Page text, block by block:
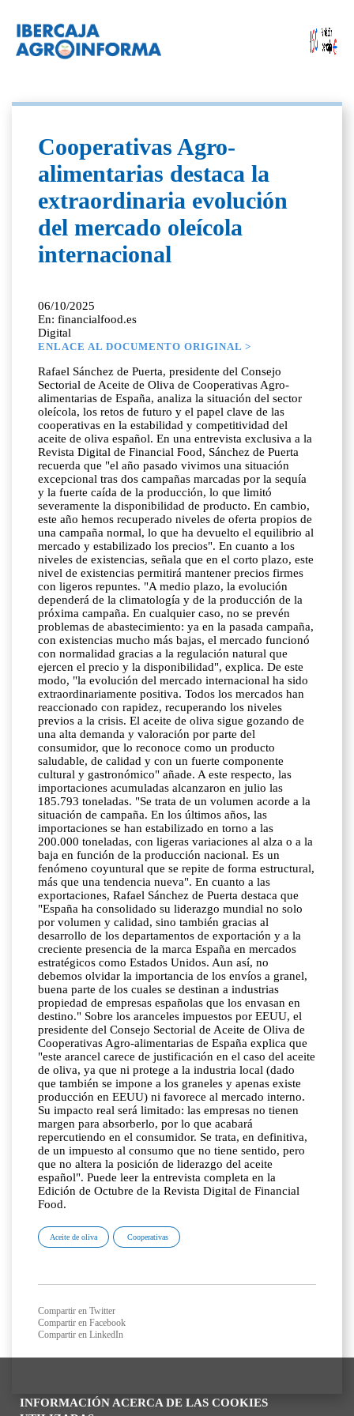
INFORMACIÓN ACERCA DE LAS COOKIES
Cooperativas Agro-
alimentarias destaca la
extraordinaria evolución
del mercado oleícola
internacional
06/10/2025
En: financialfood.es
Digital
ENLACE AL DOCUMENTO ORIGINAL >
Rafael Sánchez de Puerta, presidente del Consejo
Sectorial de Aceite de Oliva de Cooperativas Agro-
alimentarias de España, analiza la situación del sector
oleícola, los retos de futuro y el papel clave de las
cooperativas en la estabilidad y competitividad del
aceite de oliva español. En una entrevista exclusiva a la
Revista Digital de Financial Food, Sánchez de Puerta
recuerda que "el año pasado vivimos una situación
excepcional tras dos campañas marcadas por la sequía
y la fuerte caída de la producción, lo que limitó
severamente la disponibilidad de producto. En cambio,
este año hemos recuperado niveles de oferta propios de
una campaña normal, lo que ha devuelto el equilibrio al
mercado y estabilizado los precios". En cuanto a los
niveles de existencias, señala que en el corto plazo, este
nivel de existencias permitirá mantener precios firmes
con ligeros repuntes. "A medio plazo, la evolución
dependerá de la climatología y de la producción de la
próxima campaña. En cualquier caso, no se prevén
problemas de abastecimiento: ya en la pasada campaña,
con existencias mucho más bajas, el mercado funcionó
con normalidad gracias a la regulación natural que
ejercen el precio y la disponibilidad", explica. De este
modo, "la evolución del mercado internacional ha sido
extraordinariamente positiva. Todos los mercados han
reaccionado con rapidez, recuperando los niveles
previos a la crisis. El aceite de oliva sigue gozando de
una alta demanda y valoración por parte del
consumidor, que lo reconoce como un producto
saludable, de calidad y con un fuerte componente
cultural y gastronómico" añade. A este respecto, las
importaciones acumuladas alcanzaron en julio las
185.793 toneladas. "Se trata de un volumen acorde a la
situación de campaña. En los últimos años, las
importaciones se han estabilizado en torno a las
200.000 toneladas, con ligeras variaciones al alza o a la
baja en función de la producción nacional. Es un
fenómeno coyuntural que se repite de forma estructural,
más que una tendencia nueva". En cuanto a las
exportaciones, Rafael Sánchez de Puerta destaca que
"España ha consolidado su liderazgo mundial no solo
por volumen y calidad, sino también gracias al
desarrollo de los departamentos de exportación y a la
creciente presencia de la marca España en mercados
estratégicos como Estados Unidos. Aun así, no
debemos olvidar la importancia de los envíos a granel,
buena parte de los cuales se destinan a industrias
propiedad de empresas españolas que los envasan en
destino." Sobre los aranceles impuestos por EEUU, el
presidente del Consejo Sectorial de Aceite de Oliva de
Cooperativas Agro-alimentarias de España explica que
"este arancel carece de justificación en el caso del aceite
de oliva, ya que ni protege a la industria local (dado
que también se impone a los graneles y apenas existe
producción en EEUU) ni favorece al mercado interno.
Su impacto real será limitado: las empresas no tienen
margen para absorberlo, por lo que acabará
repercutiendo en el consumidor. Se trata, en definitiva,
de un impuesto al consumo que no tiene sentido, pero
que no altera la posición de liderazgo del aceite
español". Puede leer la entrevista completa en la
Edición de Octubre de la Revista Digital de Financial
Food.
Aceite de oliva Cooperativas
Compartir en Twitter
Compartir en Facebook
Compartir en LinkedIn